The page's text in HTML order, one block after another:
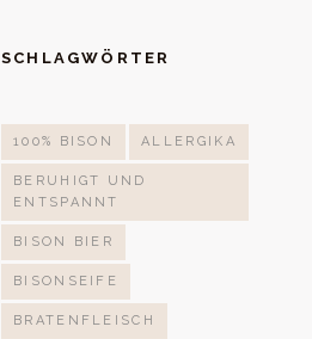
SCHLAGWÖRTER
100% BISON ALLERGIKA
BERUHIGT UND
ENTSPANNT
BISON BIER
BISONSEIFE
BRATENFLEISCH